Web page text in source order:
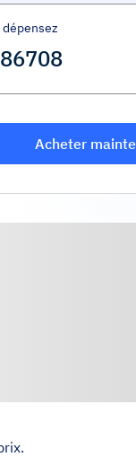
dépensez
Acheter